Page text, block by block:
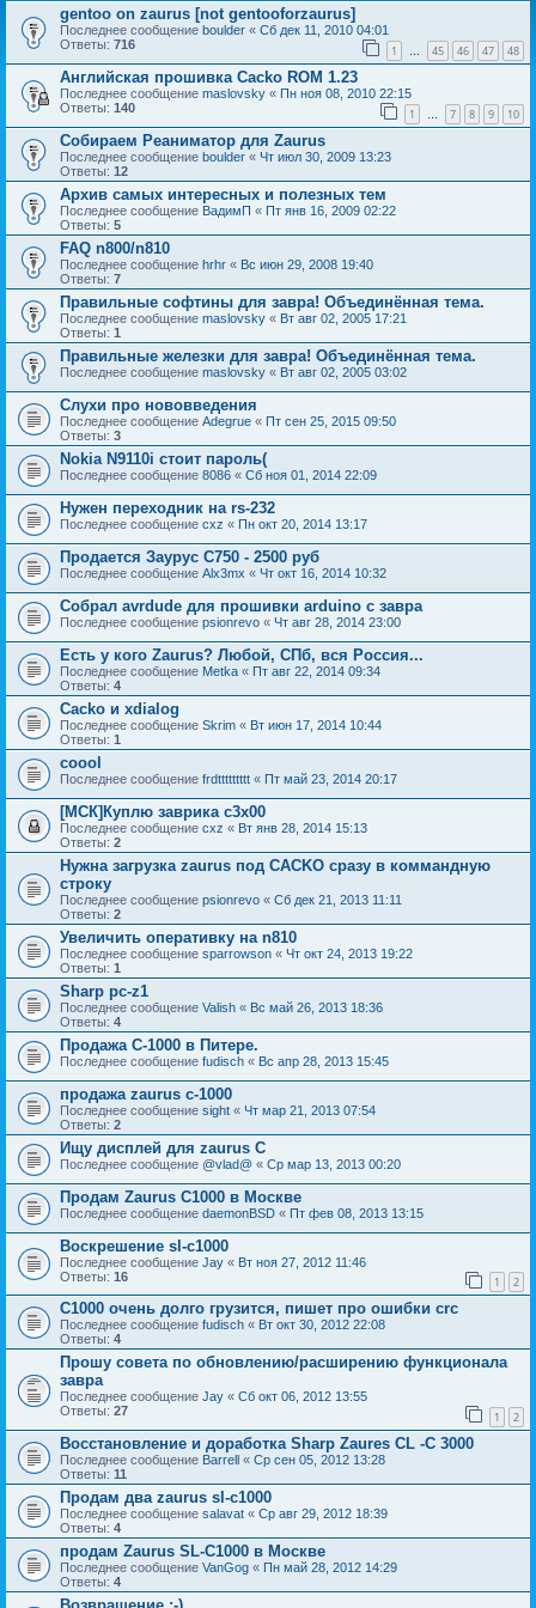
gentoo on zaurus [not gentooforzaurus]
Последнее сообщение boulder « Сб дек 11, 2010 04:01
Ответы: 716 1 … 45 46 47 48
Английская прошивка Cacko ROM 1.23
Последнее сообщение maslovsky « Пн ноя 08, 2010 22:15
Ответы: 140 1 … 7 8 9 10
Собираем Реаниматор для Zaurus
Последнее сообщение boulder « Чт июл 30, 2009 13:23
Ответы: 12
Архив самых интересных и полезных тем
Последнее сообщение ВадимП « Пт янв 16, 2009 02:22
Ответы: 5
FAQ n800/n810
Последнее сообщение hrhr « Вс июн 29, 2008 19:40
Ответы: 7
Правильные софтины для завра! Объединённая тема.
Последнее сообщение maslovsky « Вт авг 02, 2005 17:21
Ответы: 1
Правильные железки для завра! Объединённая тема.
Последнее сообщение maslovsky « Вт авг 02, 2005 03:02
Слухи про нововведения
Последнее сообщение Adegrue « Пт сен 25, 2015 09:50
Ответы: 3
Nokia N9110i стоит пароль(
Последнее сообщение 8086 « Сб ноя 01, 2014 22:09
Нужен переходник на rs-232
Последнее сообщение cxz « Пн окт 20, 2014 13:17
Продается Заурус С750 - 2500 руб
Последнее сообщение Alx3mx « Чт окт 16, 2014 10:32
Собрал avrdude для прошивки arduino с завра
Последнее сообщение psionrevo « Чт авг 28, 2014 23:00
Есть у кого Zaurus? Любой, СПб, вся Россия...
Последнее сообщение Metka « Пт авг 22, 2014 09:34
Ответы: 4
Cacko и xdialog
Последнее сообщение Skrim « Вт июн 17, 2014 10:44
Ответы: 1
coool
Последнее сообщение frdttttttttt « Пт май 23, 2014 20:17
[МСК]Куплю заврика c3x00
Последнее сообщение cxz « Вт янв 28, 2014 15:13
Ответы: 2
Нужна загрузка zaurus под CACKO сразу в коммандную
строку
Последнее сообщение psionrevo « Сб дек 21, 2013 11:11
Ответы: 2
Увеличить оперативку на n810
Последнее сообщение sparrowson « Чт окт 24, 2013 19:22
Ответы: 1
Sharp pc-z1
Последнее сообщение Valish « Вс май 26, 2013 18:36
Ответы: 4
Продажа C-1000 в Питере.
Последнее сообщение fudisch « Вс апр 28, 2013 15:45
продажа zaurus c-1000
Последнее сообщение sight « Чт мар 21, 2013 07:54
Ответы: 2
Ищу дисплей для zaurus C
Последнее сообщение @vlad@ « Ср мар 13, 2013 00:20
Продам Zaurus C1000 в Москве
Последнее сообщение daemonBSD « Пт фев 08, 2013 13:15
Воскрешение sl-c1000
Последнее сообщение Jay « Вт ноя 27, 2012 11:46
Ответы: 16 1 2
C1000 очень долго грузится, пишет про ошибки crc
Последнее сообщение fudisch « Вт окт 30, 2012 22:08
Ответы: 4
Прошу совета по обновлению/расширению функционала
завра
Последнее сообщение Jay « Сб окт 06, 2012 13:55
Ответы: 27 1 2
Восстановление и доработка Sharp Zaures CL -C 3000
Последнее сообщение Barrell « Ср сен 05, 2012 13:28
Ответы: 11
Продам два zaurus sl-c1000
Последнее сообщение salavat « Ср авг 29, 2012 18:39
Ответы: 4
продам Zaurus SL-C1000 в Москве
Последнее сообщение VanGog « Пн май 28, 2012 14:29
Ответы: 4